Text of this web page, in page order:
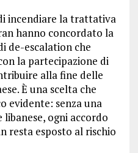
incendiare la trattativa
hanno concordato la
de-escalation che
la partecipazione di
alla fine delle
È una scelta che
evidente: senza una
ogni accordo
resta esposto al rischio